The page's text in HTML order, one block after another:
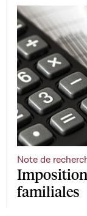
familiales
Note de